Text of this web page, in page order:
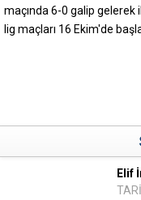
maçında 6-0 galip
lig maçları 16 Ekim'de
Elif